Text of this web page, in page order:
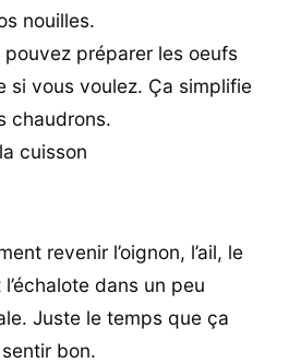
nouilles.
pouvez préparer les oeufs
si vous voulez. Ça simplifie
chaudrons.
cuisson
revenir l’oignon, l’ail, le
dans un peu
Juste le temps que ça
bon.